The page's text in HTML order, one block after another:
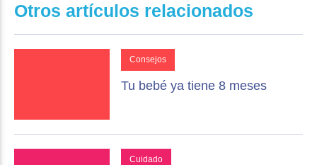
Otros artículos relacionados
Consejos
Tu bebé ya tiene 8 meses
Cuidado